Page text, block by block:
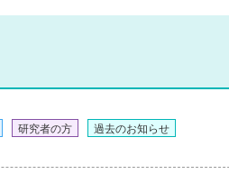
研究者の方 過去のお知らせ